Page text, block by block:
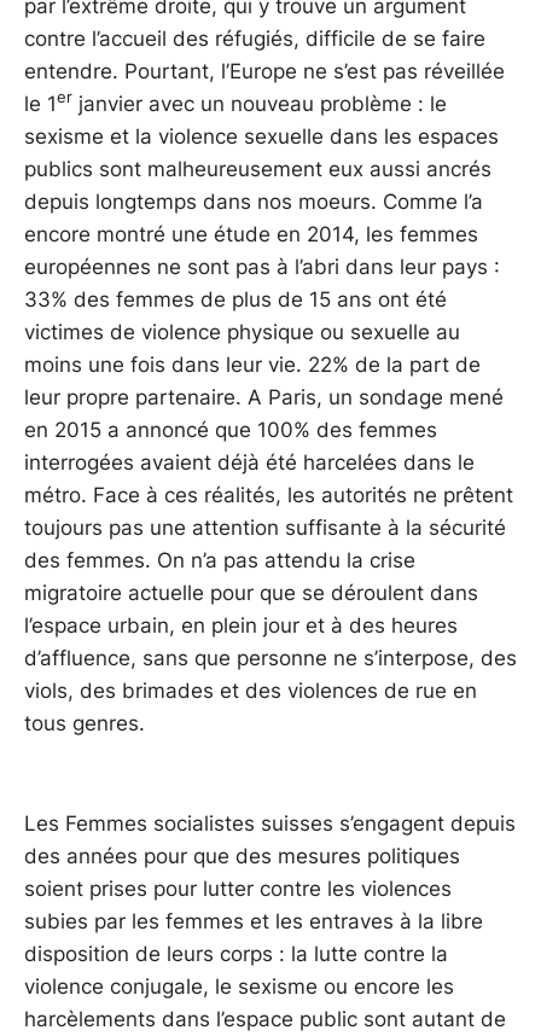
par l’extrême droite, qui y trouve un argument
contre l’accueil des réfugiés, difficile de se faire
entendre. Pourtant, l’Europe ne s’est pas réveillée
le 1er janvier avec un nouveau problème : le
sexisme et la violence sexuelle dans les espaces
publics sont malheureusement eux aussi ancrés
depuis longtemps dans nos moeurs. Comme l’a
encore montré une étude en 2014, les femmes
européennes ne sont pas à l’abri dans leur pays :
33% des femmes de plus de 15 ans ont été
victimes de violence physique ou sexuelle au
moins une fois dans leur vie. 22% de la part de
leur propre partenaire. A Paris, un sondage mené
en 2015 a annoncé que 100% des femmes
interrogées avaient déjà été harcelées dans le
métro. Face à ces réalités, les autorités ne prêtent
toujours pas une attention suffisante à la sécurité
des femmes. On n’a pas attendu la crise
migratoire actuelle pour que se déroulent dans
l’espace urbain, en plein jour et à des heures
d’affluence, sans que personne ne s’interpose, des
viols, des brimades et des violences de rue en
tous genres.
Les Femmes socialistes suisses s’engagent depuis
des années pour que des mesures politiques
soient prises pour lutter contre les violences
subies par les femmes et les entraves à la libre
disposition de leurs corps : la lutte contre la
violence conjugale, le sexisme ou encore les
harcèlements dans l’espace public sont autant de